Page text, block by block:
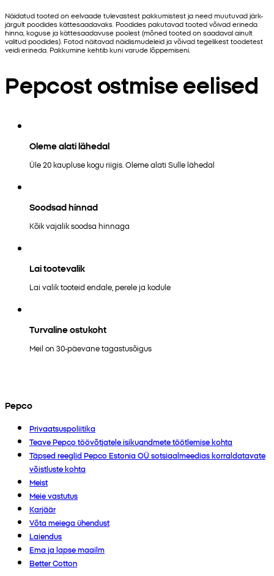
Näidatud tooted on eelvaade tulevastest pakkumistest ja need muutuvad järk-
järgult poodides kättesaadavaks. Poodides pakutavad tooted võivad erineda
hinna, koguse ja kättesaadavuse poolest (mõned tooted on saadaval ainult
valitud poodides). Fotod näitavad näidismudeleid ja võivad tegelikest toodetest
veidi erineda. Pakkumine kehtib kuni varude lõppemiseni.
Pepcost ostmise eelised
Oleme alati lähedal
Üle 20 kaupluse kogu riigis. Oleme alati Sulle lähedal
Soodsad hinnad
Kõik vajalik soodsa hinnaga
Lai tootevalik
Lai valik tooteid endale, perele ja kodule
Turvaline ostukoht
Meil on 30-päevane tagastusõigus
Pepco
Privaatsuspoliitika
Teave Pepco töövõtjatele isikuandmete töötlemise kohta
Täpsed reeglid Pepco Estonia OÜ sotsiaalmeedias korraldatavate
võistluste kohta
Meist
Meie vastutus
Karjäär
Võta meiega ühendust
Laiendus
Ema ja lapse maailm
Better Cotton